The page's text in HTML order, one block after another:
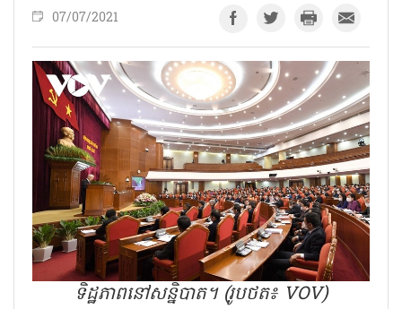
07/07/2021
ទិដ្ឋភាពនៅសន្និបាត។ (រូបថត៖ VOV)